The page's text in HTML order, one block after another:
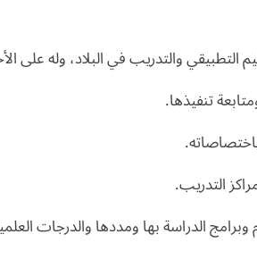
التطبيقي والتدريب في البلاد، وله على
الدراسة بها ومددها والدرجات